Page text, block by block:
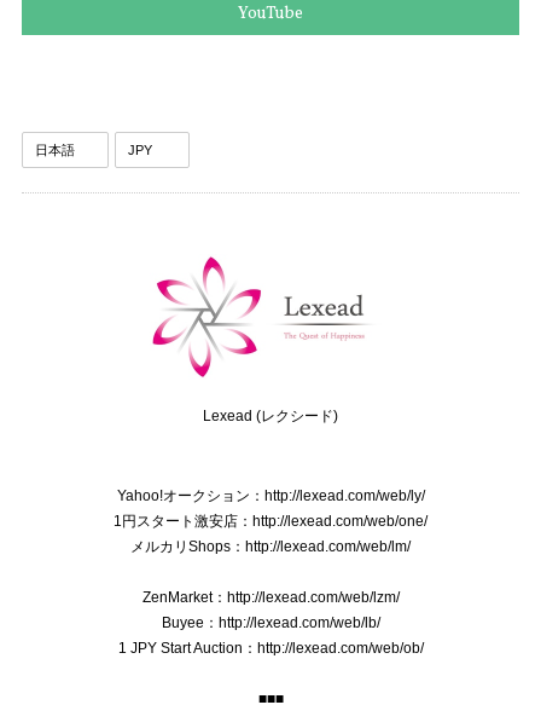
2025/08/28
2025/08/21
2025/07/15
YouTube
Lexead (レクシード)
Yahoo!オークション：http://lexead.com/web/ly/
1円スタート激安店：http://lexead.com/web/one/
メルカリShops：http://lexead.com/web/lm/
ZenMarket：http://lexead.com/web/lzm/
Buyee：http://lexead.com/web/lb/
1 JPY Start Auction：http://lexead.com/web/ob/
■■■